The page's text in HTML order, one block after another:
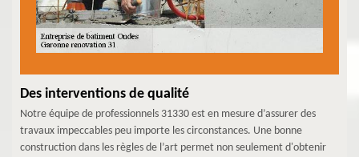
Des interventions de qualité
Notre équipe de professionnels 31330 est en mesure d’assurer des
travaux impeccables peu importe les circonstances. Une bonne
construction dans les règles de l’art permet non seulement d'obtenir